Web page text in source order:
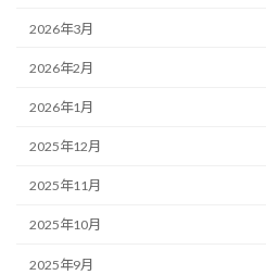
2026年3月
2026年2月
2026年1月
2025年12月
2025年11月
2025年10月
2025年9月